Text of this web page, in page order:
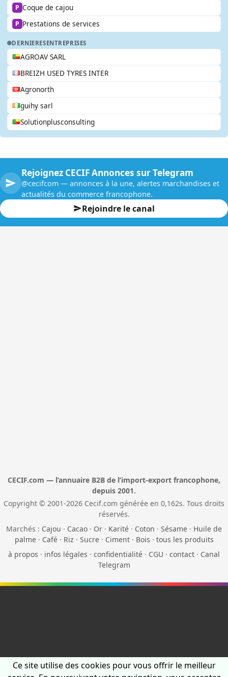
P Coque de cajou
P Prestations de services
DERNIERESENTREPRISES
AGROAV SARL
BREIZH USED TYRES INTER
Agronorth
guihy sarl
Solutionplusconsulting
Rejoignez CECIF Annonces sur Telegram
@cecifcom — annonces à la une, alertes marchandises et
actualités du commerce francophone.
Rejoindre le canal
CECIF.com — l’annuaire B2B de l’import-export francophone,
depuis 2001.
Copyright © 2001-2026 Cecif.com générée en 0,162s. Tous droits
réservés.
Marchés : Cajou · Cacao · Or · Karité · Coton · Sésame · Huile de
palme· Café· Riz · Sucre· Ciment· Bois · tous les produits
à propos · infos légales · confidentialité · CGU · contact · Canal
Telegram
Ce site utilise des cookies pour vous offrir le meilleur